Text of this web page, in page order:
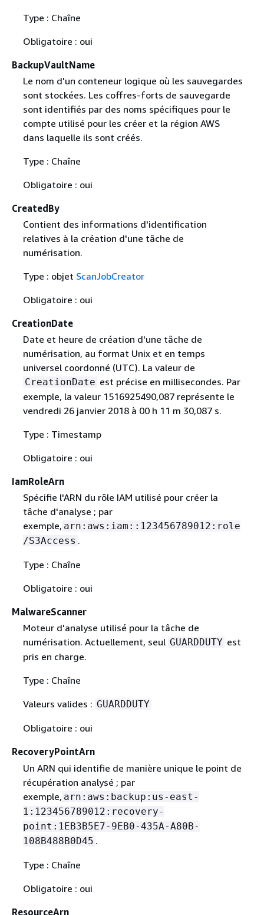
Type : Chaîne
Obligatoire : oui
BackupVaultName
Le nom d'un conteneur logique où les sauvegardes
sont stockées. Les coffres-forts de sauvegarde
sont identifiés par des noms spécifiques pour le
compte utilisé pour les créer et la région AWS
dans laquelle ils sont créés.
Type : Chaîne
Obligatoire : oui
CreatedBy
Contient des informations d'identification
relatives à la création d'une tâche de
numérisation.
Type : objet ScanJobCreator
Obligatoire : oui
CreationDate
Date et heure de création d'une tâche de
numérisation, au format Unix et en temps
universel coordonné (UTC). La valeur de
CreationDate est précise en millisecondes. Par
exemple, la valeur 1516925490,087 représente le
vendredi 26 janvier 2018 à 00 h 11 m 30,087 s.
Type : Timestamp
Obligatoire : oui
IamRoleArn
Spécifie l'ARN du rôle IAM utilisé pour créer la
tâche d'analyse ; par
exemple, arn:aws:iam::123456789012:role
/S3Access .
Type : Chaîne
Obligatoire : oui
MalwareScanner
Moteur d'analyse utilisé pour la tâche de
numérisation. Actuellement, seul GUARDDUTY est
pris en charge.
Type : Chaîne
Valeurs valides : GUARDDUTY
Obligatoire : oui
RecoveryPointArn
Un ARN qui identifie de manière unique le point de
récupération analysé ; par
exemple, arn:aws:backup:us-east-
1:123456789012:recovery-
point:1EB3B5E7-9EB0-435A-A80B-
108B488B0D45 .
Type : Chaîne
Obligatoire : oui
ResourceArn